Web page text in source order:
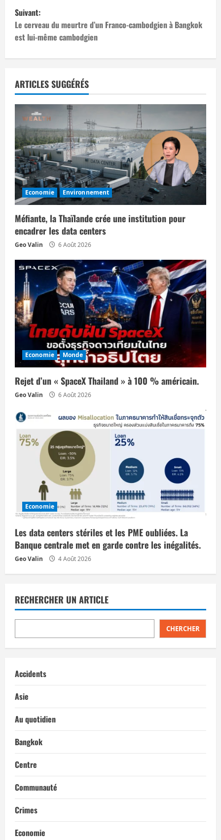
v
i
g
t
i
o
n
d
’
a
r
t
i
c
l
e
Suivant:
Le cerveau du meurtre d’un Franco-cambodgien à Bangkok
est lui-même cambodgien
ARTICLES SUGGÉRÉS
Economie Environnement
Méfiante, la Thaïlande crée une institution pour
encadrer les data centers
Geo Valin 6 Août 2026
Economie Monde
Rejet d’un « SpaceX Thailand » à 100 % américain.
Geo Valin 6 Août 2026
Economie
Les data centers stériles et les PME oubliées. La
Banque centrale met en garde contre les inégalités.
Geo Valin 4 Août 2026
RECHERCHER UN ARTICLE
CHERCHER
Accidents
Asie
Au quotidien
Bangkok
Centre
Communauté
Crimes
Economie